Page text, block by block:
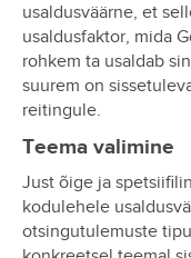
usaldusväärne, et
usaldusfaktor, mida
rohkem ta usaldab
suurem on
reitingule.
Teema valimine
Just õige ja
kodulehele
otsingutulemuste